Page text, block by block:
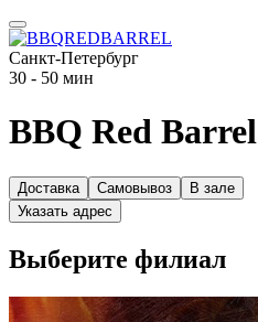
Санкт-Петербург
30 - 50 мин
BBQ Red Barrel
Доставка Самовывоз
В зале
Указать адрес
Выберите филиал